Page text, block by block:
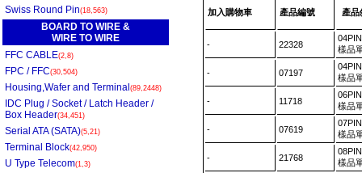
Swiss Round Pin(18,563)
BOARD TO WIRE &
WIRE TO WIRE
FFC CABLE(2,8)
FPC / FFC(30,504)
Housing,Wafer and Terminal (89,2448)
IDC Plug / Socket / Latch Header /
Box Header(34,451)
Serial ATA (SATA)(5,21)
Terminal Block(42,950)
U Type Telecom(1,3)
加入購物車 產品編號 產品
- 22328
樣品
- 07197
樣品
- 11718
樣品
- 07619
樣品
- 21768
樣品